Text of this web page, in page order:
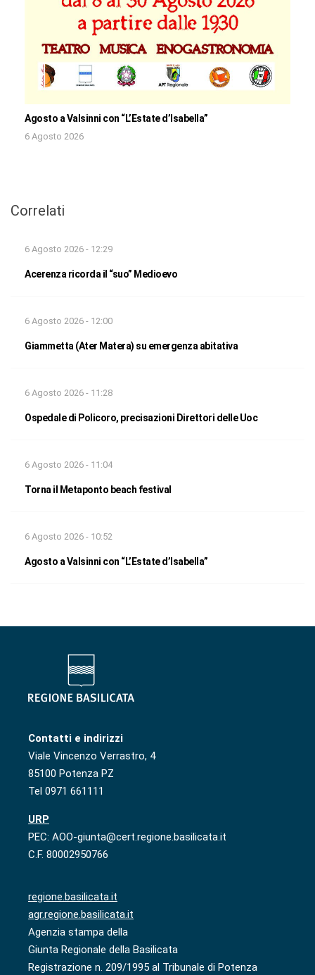
Agosto a Valsinni con “L’Estate d’Isabella”
6 Agosto 2026
Correlati
6 Agosto 2026 - 12:29
Acerenza ricorda il “suo” Medioevo
6 Agosto 2026 - 12:00
Giammetta (Ater Matera) su emergenza abitativa
6 Agosto 2026 - 11:28
Ospedale di Policoro, precisazioni Direttori delle Uoc
6 Agosto 2026 - 11:04
Torna il Metaponto beach festival
6 Agosto 2026 - 10:52
Agosto a Valsinni con “L’Estate d’Isabella”
Contatti e indirizzi
Viale Vincenzo Verrastro, 4
85100 Potenza PZ
Tel 0971 661111
URP
PEC: AOO-giunta@cert.regione.basilicata.it
C.F. 80002950766
regione.basilicata.it
agr.regione.basilicata.it
Agenzia stampa della
Giunta Regionale della Basilicata
Registrazione n. 209/1995 al Tribunale di Potenza